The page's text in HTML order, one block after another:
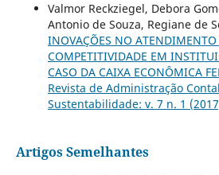
Valmor Reckziegel, Debora
Antonio de Souza, Regiane de
INOVAÇÕES NO ATENDIMENTO
COMPETITIVIDADE EM
CASO DA CAIXA ECONÔMICA
Revista de Administração
Sustentabilidade: v. 7 n. 1
Artigos Semelhantes